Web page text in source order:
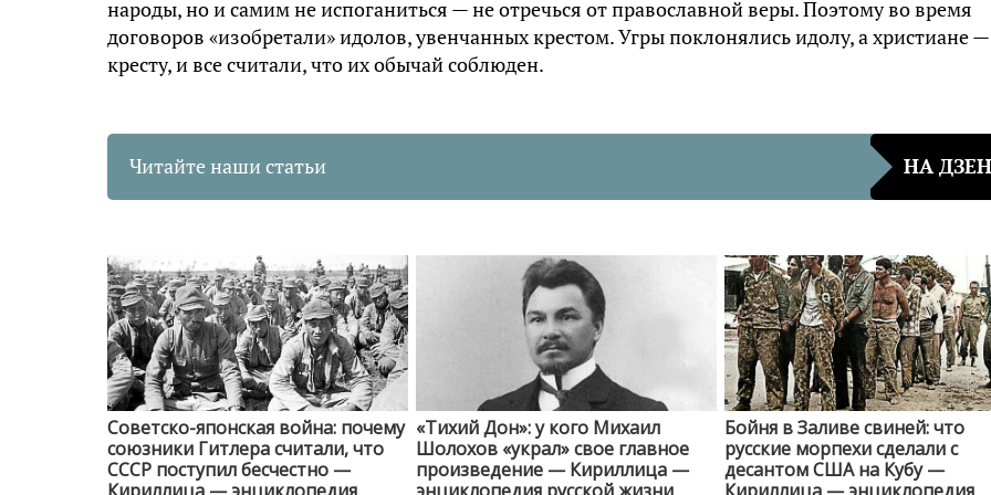
народы, но и самим не испоганиться — не отречься от православной веры. Поэтому во время
договоров «изобретали» идолов, увенчанных крестом. Угры поклонялись идолу, а христиане —
кресту, и все считали, что их обычай соблюден.
Читайте наши статьи НА ДЗЕН
Советско-японская война: почему
союзники Гитлера считали, что
СССР поступил бесчестно —
«Тихий Дон»: у кого Михаил
Шолохов «украл» свое главное
произведение — Кириллица —
Бойня в Заливе свиней: что
русские морпехи сделали с
десантом США на Кубу —